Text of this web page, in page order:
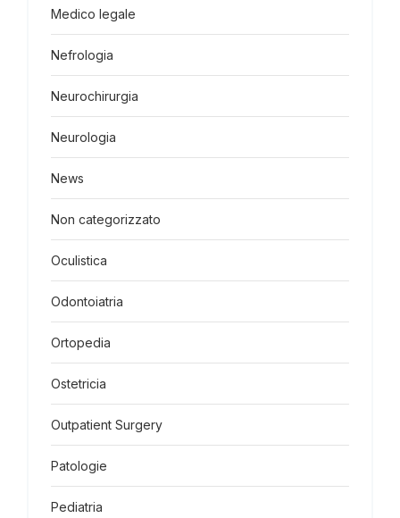
Medico legale
Nefrologia
Neurochirurgia
Neurologia
News
Non categorizzato
Oculistica
Odontoiatria
Ortopedia
Ostetricia
Outpatient Surgery
Patologie
Pediatria